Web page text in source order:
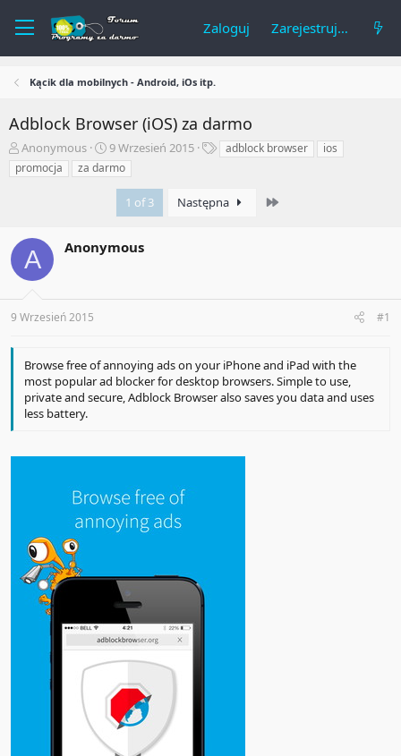
Zaloguj Zarejestruj się
Kącik dla mobilnych - Android, iOs itp.
Adblock Browser (iOS) za darmo
A
u
t
e
m
a
Anonymous
R
o
z
z
9 Wrzesień 2015
Tadblock browser
ios
promocja
za darmo
1 of 3 Następna
A Anonymous
9 Wrzesień 2015 #1
Browse free of annoying ads on your iPhone and iPad with the
most popular ad blocker for desktop browsers. Simple to use,
private and secure, Adblock Browser also saves you data and uses
less battery.